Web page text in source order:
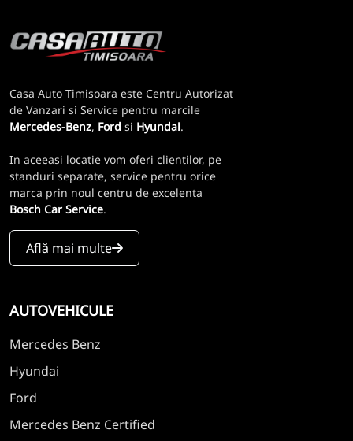
Casa Auto Timisoara este Centru Autorizat
de Vanzari si Service pentru marcile
Mercedes-Benz, Ford si Hyundai.
In aceeasi locatie vom oferi clientilor, pe
standuri separate, service pentru orice
marca prin noul centru de excelenta
Bosch Car Service.
Află mai multe
AUTOVEHICULE
Mercedes Benz
Hyundai
Ford
Mercedes Benz Certified